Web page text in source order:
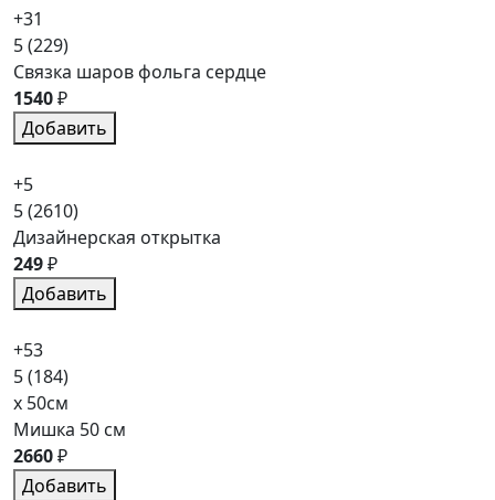
+31
5(229)
Связка шаров фольга сердце
1540₽
Добавить
+5
5(2610)
Дизайнерская открытка
249₽
Добавить
+53
5(184)
x 50см
Мишка 50 см
2660₽
Добавить